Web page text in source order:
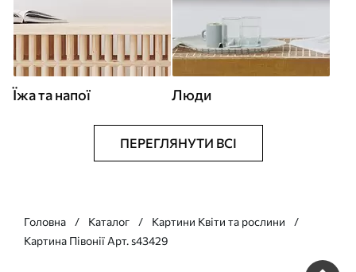
Їжа та напої Люди
ПЕРЕГЛЯНУТИ ВСІ
Головна Каталог
Картини Квіти та рослини
Картина Півонії Арт. s43429